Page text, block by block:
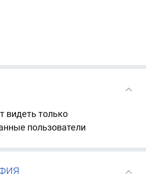
видеть только
пользователи